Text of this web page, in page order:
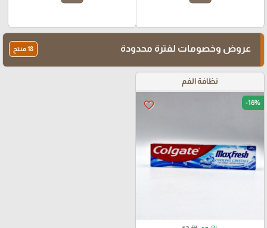
عروض وخصومات لفترة محدودة 18 منتج
نظافة الفم
favorite_border -16%